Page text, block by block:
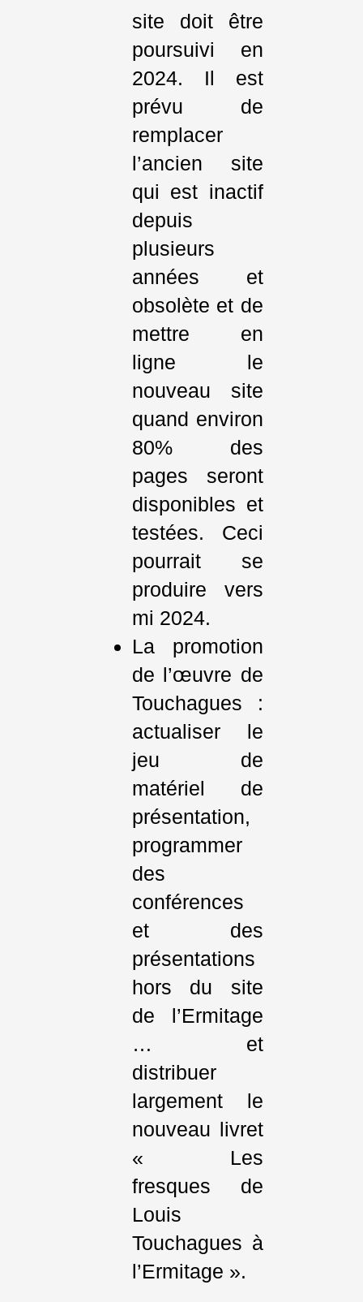
site doit être
poursuivi en
2024. Il est
prévu de
remplacer
l’ancien site
qui est inactif
depuis
plusieurs
années et
obsolète et de
mettre en
ligne le
nouveau site
quand environ
80% des
pages seront
disponibles et
testées. Ceci
pourrait se
produire vers
mi 2024.
La promotion
de l’œuvre de
Touchagues :
actualiser le
jeu de
matériel de
présentation,
programmer
des
conférences
et des
présentations
hors du site
de l’Ermitage
… et
distribuer
largement le
nouveau livret
« Les
fresques de
Louis
Touchagues à
l’Ermitage ».